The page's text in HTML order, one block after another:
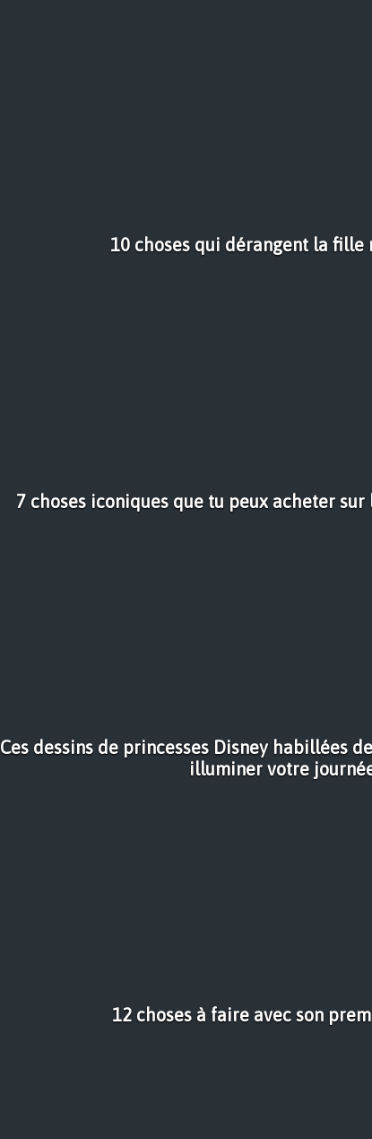
10 choses qui dérangent la fille
7 choses iconiques que tu peux acheter
Ces dessins de princesses Disney habillées
illuminer votre
12 choses à faire avec son